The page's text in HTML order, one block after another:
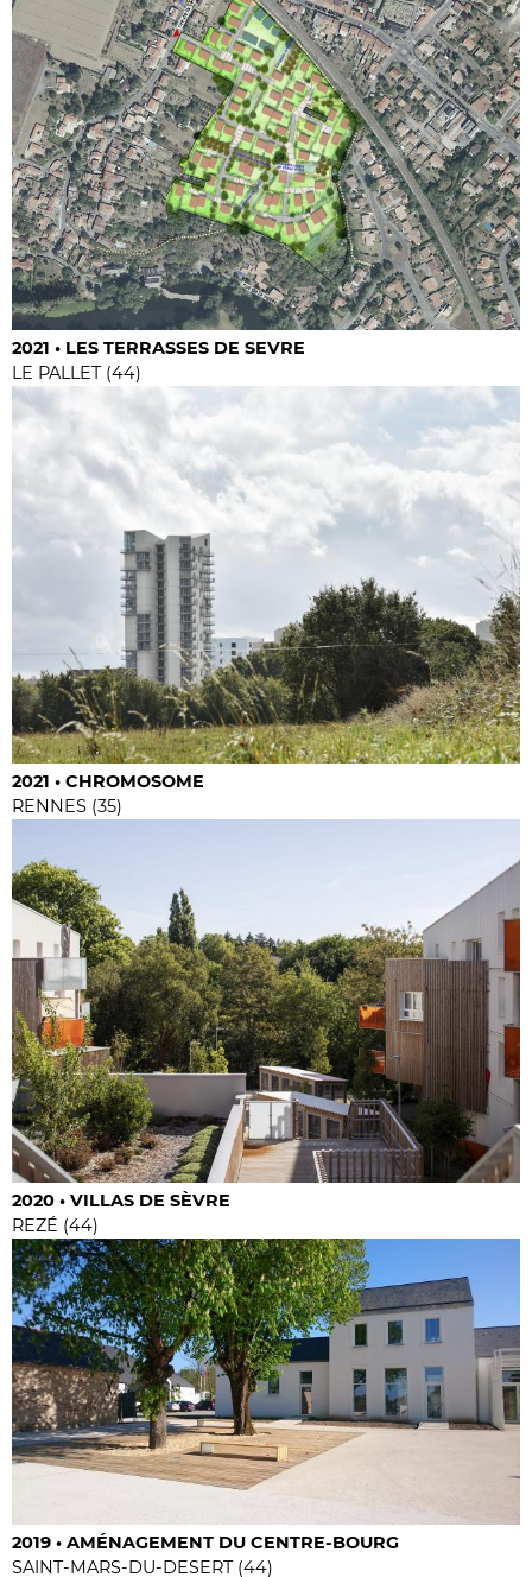
2021 • LES TERRASSES DE SEVRE
LE PALLET (44)
2021 • CHROMOSOME
RENNES (35)
2020 • VILLAS DE SÈVRE
REZÉ (44)
2019 • AMÉNAGEMENT DU CENTRE-BOURG
SAINT-MARS-DU-DESERT (44)